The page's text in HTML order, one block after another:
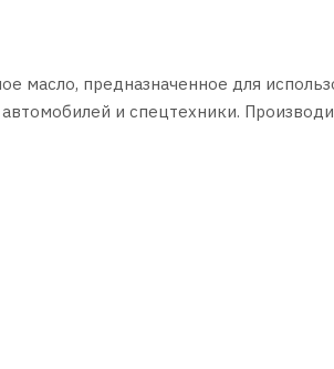
масло, предназначенное для
и спецтехники.
с турбонаддувом